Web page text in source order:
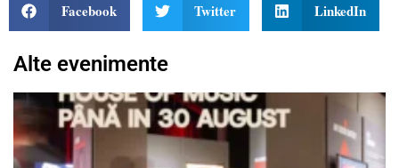
Facebook Twitter LinkedIn
Alte evenimente